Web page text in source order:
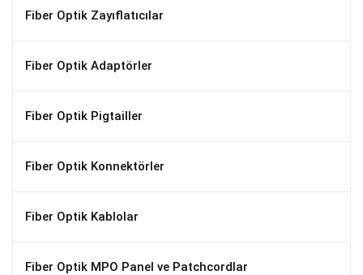
Fiber Optik Zayıflatıcılar
Fiber Optik Adaptörler
Fiber Optik Pigtailler
Fiber Optik Konnektörler
Fiber Optik Kablolar
Fiber Optik MPO Panel ve Patchcordlar